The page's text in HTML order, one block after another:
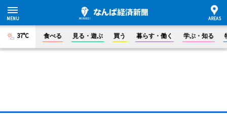
37°C 食べる 見る・遊ぶ 買う 暮らす・働く 学ぶ・知る